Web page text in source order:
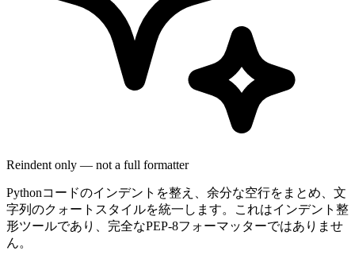
Reindent only — not a full formatter
Pythonコードのインデントを整え、余分な空行をまとめ、文
字列のクォートスタイルを統一します。これはインデント整
形ツールであり、完全なPEP-8フォーマッターではありませ
ん。